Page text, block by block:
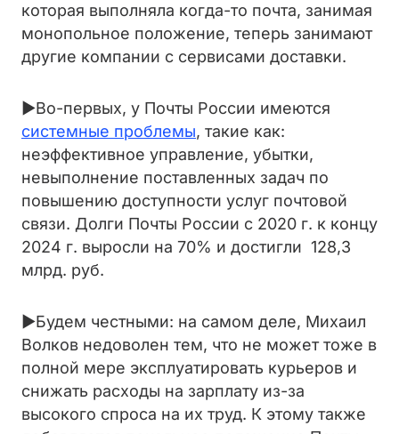
которая выполняла когда-то почта, занимая
монопольное положение, теперь занимают
другие компании с сервисами доставки.
►Во-первых, у Почты России имеются
системные проблемы, такие как:
неэффективное управление, убытки,
невыполнение поставленных задач по
повышению доступности услуг почтовой
связи. Долги Почты России с 2020 г. к концу
2024 г. выросли на 70% и достигли 128,3
млрд. руб.
►Будем честными: на самом деле, Михаил
Волков недоволен тем, что не может тоже в
полной мере эксплуатировать курьеров и
снижать расходы на зарплату из-за
высокого спроса на их труд. К этому также